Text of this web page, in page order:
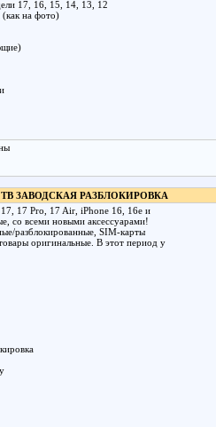
17, 16, 15, 14, 13, 12
на фото)
1TB ЗАВОДСКАЯ РАЗБЛОКИРОВКА
17, 17 Pro, 17 Air, iPhone 16, 16e и
со всеми новыми аксессуарами!
разблокированные, SIM-карты
оригинальные. В этот период у